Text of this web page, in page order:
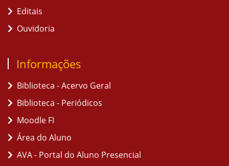
Editais
Ouvidoria
Informações
Biblioteca - Acervo Geral
Biblioteca - Periódicos
Moodle FI
Área do Aluno
AVA - Portal do Aluno Presencial